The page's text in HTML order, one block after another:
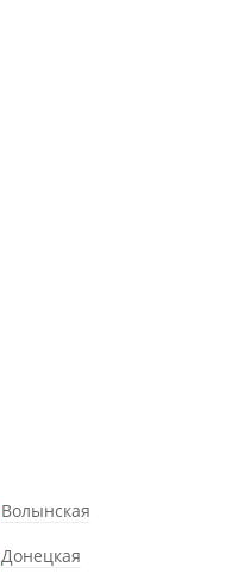
Волынская
Донецкая